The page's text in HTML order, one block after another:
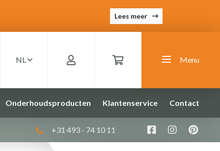
Lees meer
NL Menu
Onderhoudsproducten Klantenservice Contact
+31 493 - 74 10 11